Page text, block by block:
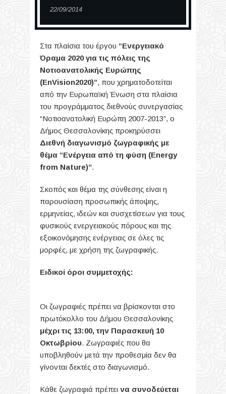
22/09/2014
Στα πλαίσια του έργου “Ενεργειακό
Όραμα 2020 για τις πόλεις της
Νοτιοανατολικής Ευρώπης
(EnVision2020)”, που χρηματοδοτείται
από την Ευρωπαϊκή Ένωση στα πλαίσια
του προγράμματος διεθνούς συνεργασίας
“Νοτιοανατολική Ευρώπη 2007-2013”, ο
Δήμος Θεσσαλονίκης προκηρύσσει
Διεθνή διαγωνισμό ζωγραφικής με
θέμα “Ενέργεια από τη φύση (Energy
from Nature)”.
Σκοπός και θέμα της σύνθεσης είναι η
παρουσίαση προσωπικής άποψης,
ερμηνείας, ιδεών και συσχετίσεων για τους
φυσικούς ενεργειακούς πόρους και της
εξοικονόμησης ενέργειας σε όλες τις
μορφές, με χρήση της ζωγραφικής.
Ειδικοί όροι συμμετοχής:
Οι ζωγραφιές πρέπει να βρίσκονται στο
πρωτόκολλο του Δήμου Θεσσαλονίκης
μέχρι τις 13:00, την Παρασκευή 10
Οκτωβρίου. Ζωγραφιές που θα
υποβληθούν μετά την προθεσμία δεν θα
γίνονται δεκτές στο διαγωνισμό.
Κάθε ζωγραφιά πρέπει να συνοδεύεται